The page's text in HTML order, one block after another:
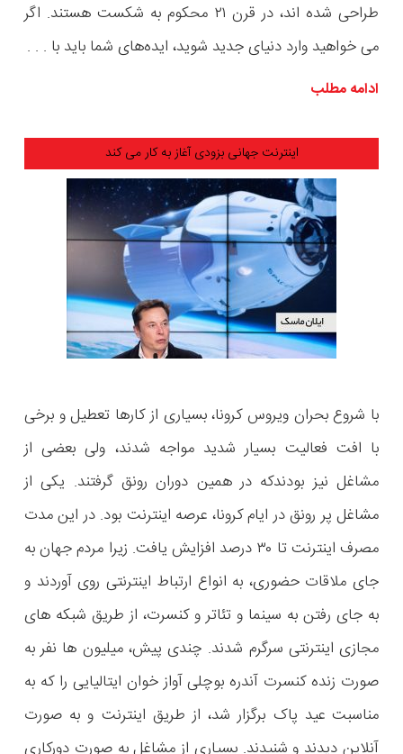
طراحی شده اند، در قرن ۲۱ محکوم به شکست هستند. اگر
می خواهید وارد دنیای جدید شوید، ایده‌های شما باید با . . .
ادامه مطلب
اینترنت جهانی بزودی آغاز به کار می کند
با شروع بحران ویروس کرونا، بسیاری از کارها تعطیل و برخی
با افت فعالیت بسیار شدید مواجه شدند، ولی بعضی از
مشاغل نیز بودندکه در همین دوران رونق گرفتند. یکی از
مشاغل پر رونق در ایام کرونا، عرصه اینترنت بود. در این مدت
مصرف اینترنت تا ۳۰ درصد افزایش یافت. زیرا مردم جهان به
جای ملاقات حضوری، به انواع ارتباط اینترنتی روی آوردند و
به جای رفتن به سینما و تئاتر و کنسرت، از طریق شبکه های
مجازی اینترنتی سرگرم شدند. چندی پیش، میلیون ها نفر به
صورت زنده کنسرت آندره بوچلی آواز خوان ایتالیایی را که به
مناسبت عید پاک برگزار شد، از طریق اینترنت و به صورت
آنلاین دیدند و شنیدند. بسیاری از مشاغل به صورت دورکاری